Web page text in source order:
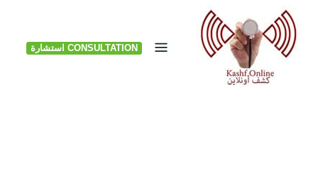
Skip
content
CONSULTATION استشارة